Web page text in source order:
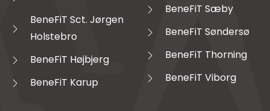
BeneFiT Sct. Jørgen
Holstebro
BeneFiT Højbjerg
BeneFiT Karup
BeneFiT Sæby
BeneFiT Søndersø
BeneFiT Thorning
BeneFiT Viborg